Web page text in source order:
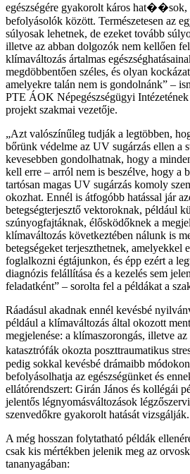
egészségére gyakorolt káros hat��sok,
befolyásolók között. Természetesen az
súlyosak lehetnek, de ezeket tovább
illetve az abban dolgozók nem kellően
klímaváltozás ártalmas
megdöbbentően széles, és olyan
amelyekre talán nem is gondolnánk
–
PTE ÁOK Népegészségügyi
projekt szakmai vezetője.
Azt valószínűleg tudják a legtöbben,
bőrünk védelme az UV sugárzás ellen a
kevesebben gondolhatnak, hogy a
kell erre – arról nem is beszélve, hogy a
tartósan magas UV sugárzás komoly
okozhat. Ennél is átfogóbb hatással jár
betegségterjesztő vektoroknak, például
szúnyogfajtáknak, élősködőknek a
klímaváltozás következtében nálunk is
betegségeket terjeszthetnek, amelyekkel
foglalkozni égtájunkon, és épp ezért a
diagnózis felállítása és a kezelés sem
feladatként
– sorolta fel a példákat a
Ráadásul akadnak ennél kevésbé
például a klímaváltozás által okozott
megjelenése: a klímaszorongás, illetve
katasztrófák okozta poszttraumatikus
pedig sokkal kevésbé drámaibb
befolyásolhatja az egészségünket és
ellátórendszert: Girán János és kollégái
jelentős légnyomásváltozások
szenvedőkre gyakorolt hatását vizsgálják.
A még hosszan folytatható példák
csak kis mértékben jelenik meg az
tananyagában: